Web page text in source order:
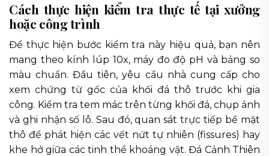
Cách thực hiện kiểm tra thực tế tại xưởng
hoặc công trình
Để thực hiện bước kiểm tra này hiệu quả, bạn nên
mang theo kính lúp 10x, máy đo độ pH và bảng so
màu chuẩn. Đầu tiên, yêu cầu nhà cung cấp cho
xem chứng từ gốc của khối đá thô trước khi gia
công. Kiểm tra tem mác trên từng khối đá, chụp ảnh
và ghi nhận số lô. Sau đó, quan sát trực tiếp bề mặt
thô để phát hiện các vết nứt tự nhiên (fissures) hay
khe hở giữa các tinh thể khoáng vật. Đá Cảnh Thiên